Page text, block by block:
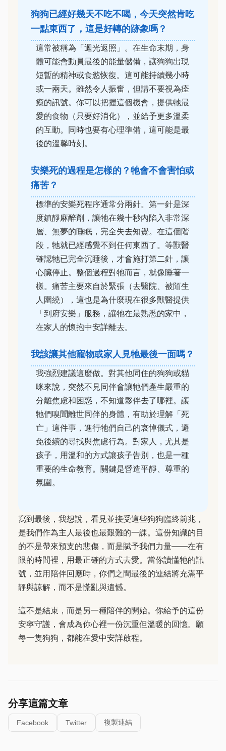
狗狗已經好幾天不吃不喝，今天突然肯吃
一點東西了，這是好轉的跡象嗎？
這常被稱為「迴光返照」。在生命末期，身
體可能會動員最後的能量儲備，讓狗狗出現
短暫的精神或食慾恢復。這可能持續幾小時
或一兩天。雖然令人振奮，但請不要視為痊
癒的訊號。你可以把握這個機會，提供牠最
愛的食物（只要好消化），並給予更多溫柔
的互動。同時也要有心理準備，這可能是最
後的溫馨時刻。
安樂死的過程是怎樣的？牠會不會害怕或
痛苦？
標準的安樂死程序通常分兩針。第一針是深
度鎮靜麻醉劑，讓牠在幾十秒內陷入非常深
層、無夢的睡眠，完全失去知覺。在這個階
段，牠就已經感覺不到任何東西了。等獸醫
確認牠已完全沉睡後，才會施打第二針，讓
心臟停止。整個過程對牠而言，就像睡著一
樣。痛苦主要來自於緊張（去醫院、被陌生
人圍繞），這也是為什麼現在很多獸醫提供
「到府安樂」服務，讓牠在最熟悉的家中，
在家人的懷抱中安詳離去。
我該讓其他寵物或家人見牠最後一面嗎？
我強烈建議這麼做。對其他同住的狗狗或貓
咪來說，突然不見同伴會讓牠們產生嚴重的
分離焦慮和困惑，不知道夥伴去了哪裡。讓
牠們嗅聞離世同伴的身體，有助於理解「死
亡」這件事，進行牠們自己的哀悼儀式，避
免後續的尋找與焦慮行為。對家人，尤其是
孩子，用溫和的方式讓孩子告別，也是一種
重要的生命教育。關鍵是營造平靜、尊重的
氛圍。
寫到最後，我想說，看見並接受這些狗狗臨終前兆，
是我們作為主人最後也最艱難的一課。這份知識的目
的不是帶來預支的悲傷，而是賦予我們力量——在有
限的時間裡，用最正確的方式去愛。當你讀懂牠的訊
號，並用陪伴回應時，你們之間最後的連結將充滿平
靜與諒解，而不是慌亂與遺憾。
這不是結束，而是另一種陪伴的開始。你給予的這份
安寧守護，會成為你心裡一份沉重但溫暖的回憶。願
每一隻狗狗，都能在愛中安詳啟程。
分享這篇文章
Facebook Twitter 複製連結